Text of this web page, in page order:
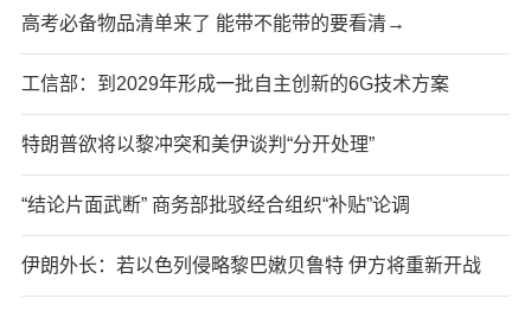
高考必备物品清单来了 能带不能带的要看清→
工信部：到2029年形成一批自主创新的6G技术方案
特朗普欲将以黎冲突和美伊谈判“分开处理”
“结论片面武断” 商务部批驳经合组织“补贴”论调
伊朗外长：若以色列侵略黎巴嫩贝鲁特 伊方将重新开战